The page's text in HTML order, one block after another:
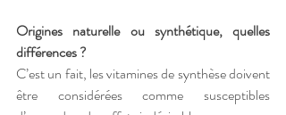
Origines naturelle ou synthétique, quelles
différences ?
C’est un fait, les vitamines de synthèse doivent
être considérées comme susceptibles